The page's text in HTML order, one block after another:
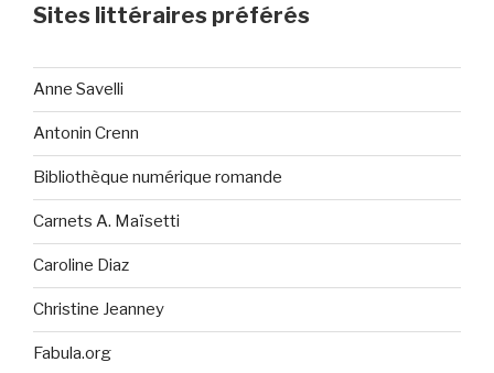
Sites littéraires préférés
Anne Savelli
Antonin Crenn
Bibliothèque numérique romande
Carnets A. Maïsetti
Caroline Diaz
Christine Jeanney
Fabula.org